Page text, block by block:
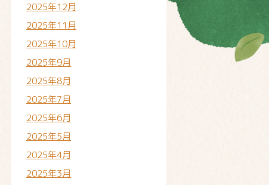
2025年12月
2025年11月
2025年10月
2025年9月
2025年8月
2025年7月
2025年6月
2025年5月
2025年4月
2025年3月